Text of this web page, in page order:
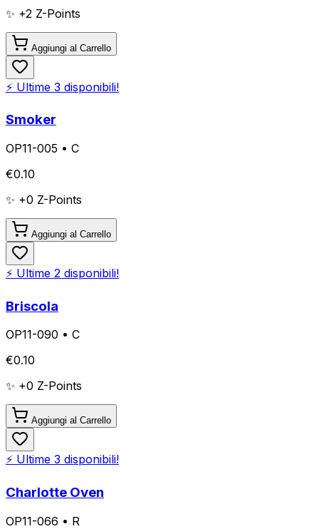
✨ +2 Z-Points
Aggiungi al Carrello
⚡ Ultime 3 disponibili!
Smoker
OP11-005 • C
€0.10
✨ +0 Z-Points
Aggiungi al Carrello
⚡ Ultime 2 disponibili!
Briscola
OP11-090 • C
€0.10
✨ +0 Z-Points
Aggiungi al Carrello
⚡ Ultime 3 disponibili!
Charlotte Oven
OP11-066 • R